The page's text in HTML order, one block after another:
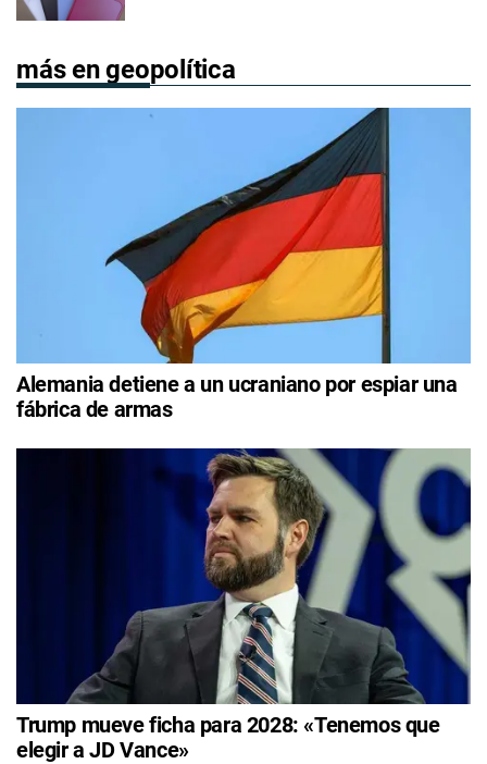
más en geopolítica
Alemania detiene a un ucraniano por espiar una
fábrica de armas
Trump mueve ficha para 2028: «Tenemos que
elegir a JD Vance»